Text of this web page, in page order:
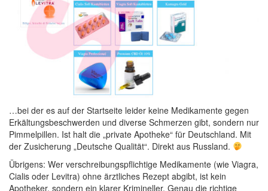
…bei der es auf der Startseite leider keine Medikamente gegen
Erkältungsbeschwerden und diverse Schmerzen gibt, sondern nur
Pimmelpillen. Ist halt die „private Apotheke“ für Deutschland. Mit
der Zusicherung „Deutsche Qualität“. Direkt aus Russland.
Übrigens: Wer verschreibungspflichtige Medikamente (wie Viagra,
Cialis oder Levitra) ohne ärztliches Rezept abgibt, ist kein
Apotheker, sondern ein klarer Krimineller. Genau die richtige